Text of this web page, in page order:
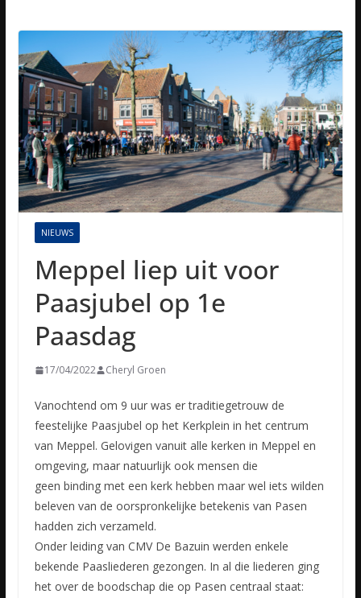
NIEUWS
Meppel liep uit voor
Paasjubel op 1e
Paasdag
17/04/2022 Cheryl Groen
Vanochtend om 9 uur was er traditiegetrouw de
feestelijke Paasjubel op het Kerkplein in het centrum
van Meppel. Gelovigen vanuit alle kerken in Meppel en
omgeving, maar natuurlijk ook mensen die
geen binding met een kerk hebben maar wel iets wilden
beleven van de oorspronkelijke betekenis van Pasen
hadden zich verzameld.
Onder leiding van CMV De Bazuin werden enkele
bekende Paasliederen gezongen. In al die liederen ging
het over de boodschap die op Pasen centraal staat: